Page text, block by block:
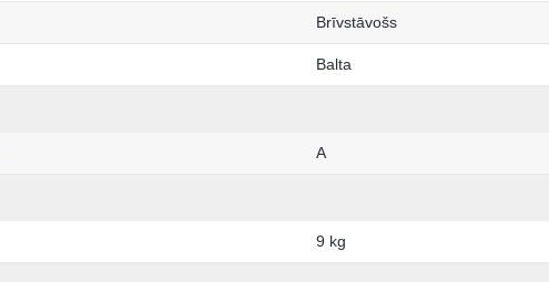
Brīvstāvošs
Balta
A
9 kg